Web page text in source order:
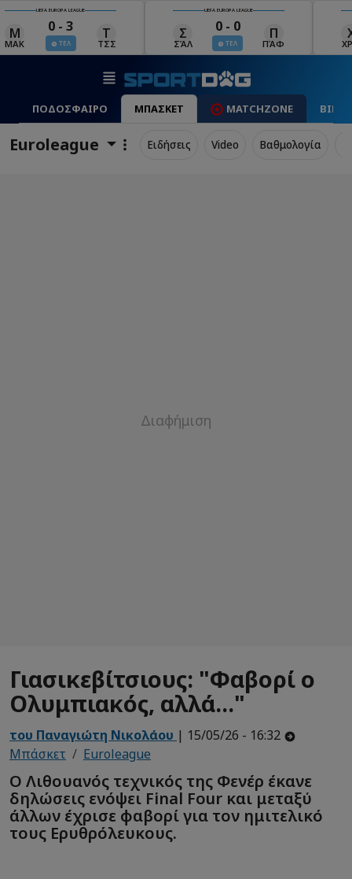
UEFA EUROPA LEAGUE
ΣΆΛ
0 - 0
ΤΕΛ ΠΆΦ
UEFA EUROPA LEAGUE
ΧΡΆ
0 - 1
ΜΠΕ
ΠΟΔΟΣΦΑΙΡΟ ΜΠΑΣΚΕΤ MATCHZONE
Euroleague Ειδήσεις Video Βαθμολογία
Γιασικεβίτσιους: "Φαβορί ο
Ολυμπιακός, αλλά..."
του Παναγιώτη Νικολάου | 15/05/26 - 16:32
Μπάσκετ
Euroleague
Ο Λιθουανός τεχνικός της Φενέρ έκανε
δηλώσεις ενόψει Final Four και μεταξύ
άλλων έχρισε φαβορί για τον ημιτελικό
τους Ερυθρόλευκους.